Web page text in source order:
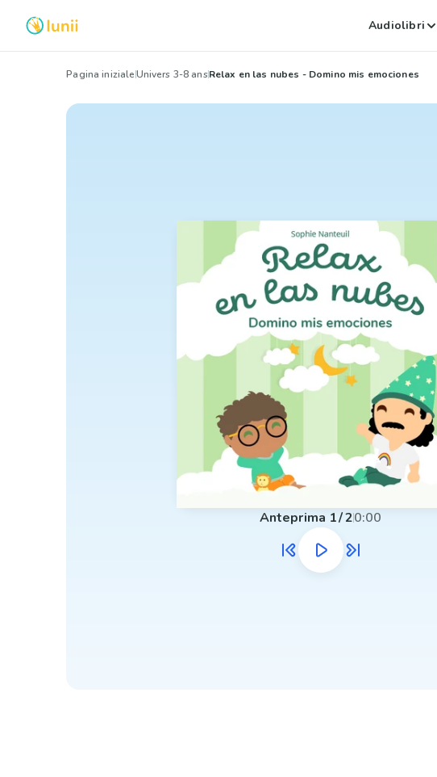
Audiolibri
Pagina inizialeUnivers 3-8 ansRelax en las nubes - Domino mis emociones
Anteprima 1/20:00